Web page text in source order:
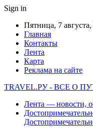
Sign in
Пятница, 7
Главная
Контакты
Лента
Карта
Реклама на сайте
TRAVEL.РУ - ВСЕ О
Лента — новости,